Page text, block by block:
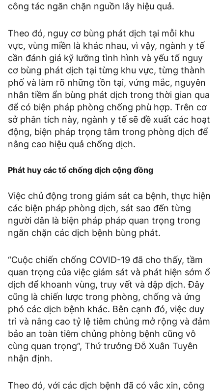
công tác ngăn chặn nguồn lây hiệu quả.
Theo đó, nguy cơ bùng phát dịch tại mỗi khu
vực, vùng miền là khác nhau, vì vậy, ngành y tế
cần đánh giá kỹ lưỡng tình hình và yếu tố nguy
cơ bùng phát dịch tại từng khu vực, từng thành
phố và làm rõ những tồn tại, vứng mắc, nguyên
nhân tiềm ẩn bùng phát dịch trong thời gian qua
để có biện pháp phòng chống phù hợp. Trên cơ
sở phân tích này, ngành y tế sẽ đề xuất các hoạt
động, biện pháp trọng tâm trong phòng dịch để
nâng cao hiệu quả chống dịch.
Phát huy các tổ chống dịch cộng đồng
Việc chủ động trong giám sát ca bệnh, thực hiện
các biện pháp phòng dịch, sát sao đến từng
người dân là biện pháp pháp quan trọng trong
ngăn chặn các dịch bệnh bùng phát.
“Cuộc chiến chống COVID-19 đã cho thấy, tầm
quan trọng của việc giám sát và phát hiện sớm ổ
dịch để khoanh vùng, truy vết và dập dịch. Đây
cũng là chiến lược trong phòng, chống và ứng
phó các dịch bệnh khác. Bên cạnh đó, việc duy
trì và nâng cao tỷ lệ tiêm chủng mở rộng và đảm
bảo an toàn tiêm chủng phòng bệnh cũng vô
cùng quan trọng”, Thứ trưởng Đỗ Xuân Tuyên
nhận định.
Theo đó, với các dịch bệnh đã có vắc xin, công